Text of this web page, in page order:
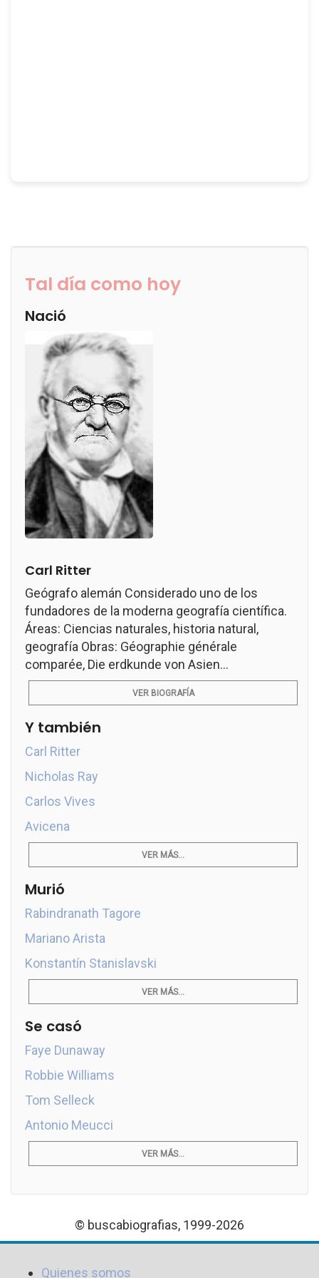
Tal día como hoy
Nació
Carl Ritter
Geógrafo alemán Considerado uno de los
fundadores de la moderna geografía científica.
Áreas: Ciencias naturales, historia natural,
geografía Obras: Géographie générale
comparée, Die erdkunde von Asien...
VER BIOGRAFÍA
Y también
Carl Ritter
Nicholas Ray
Carlos Vives
Avicena
VER MÁS...
Murió
Rabindranath Tagore
Mariano Arista
Konstantín Stanislavski
VER MÁS...
Se casó
Faye Dunaway
Robbie Williams
Tom Selleck
Antonio Meucci
VER MÁS...
© buscabiografias, 1999-2026
Quienes somos